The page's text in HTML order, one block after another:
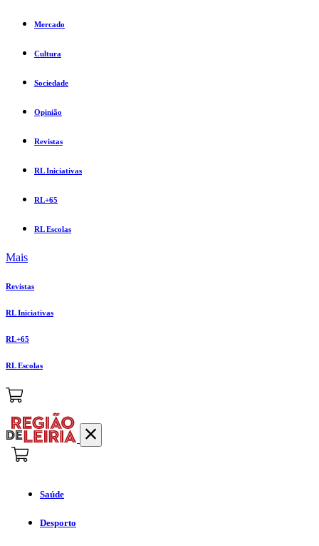
Mercado
Cultura
Sociedade
Opinião
Revistas
RL Iniciativas
RL+65
RL Escolas
Mais
Revistas
RL Iniciativas
RL+65
RL Escolas
Saúde
Desporto